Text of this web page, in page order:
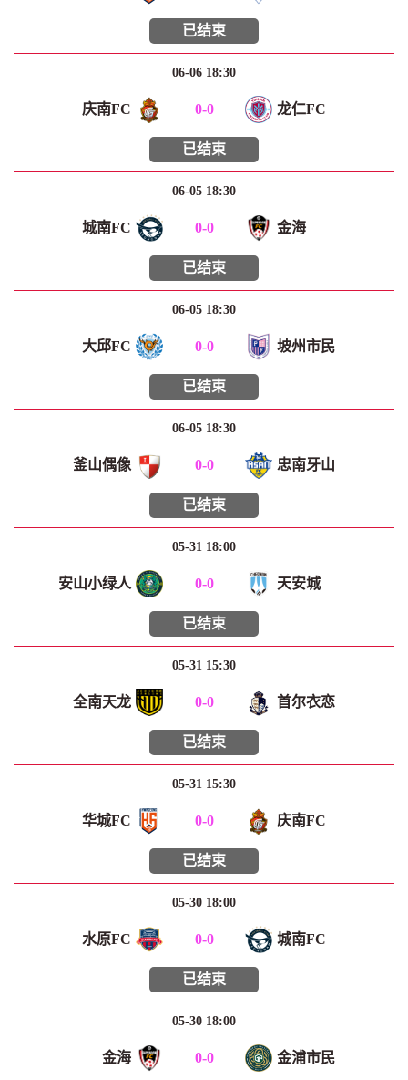
已结束
06-06 18:30
庆南FC 0-0 龙仁FC
已结束
06-05 18:30
城南FC 0-0 金海
已结束
06-05 18:30
大邱FC 0-0 坡州市民
已结束
06-05 18:30
釜山偶像 0-0 忠南牙山
已结束
05-31 18:00
安山小绿人 0-0 天安城
已结束
05-31 15:30
全南天龙 0-0 首尔衣恋
已结束
05-31 15:30
华城FC 0-0 庆南FC
已结束
05-30 18:00
水原FC 0-0 城南FC
已结束
05-30 18:00
金海 0-0 金浦市民